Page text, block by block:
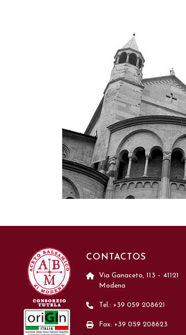
CONTACTOS
Via Ganaceto, 113 – 41121
Modena
Tel.: +39 059 208621
Fax: +39 059 208623